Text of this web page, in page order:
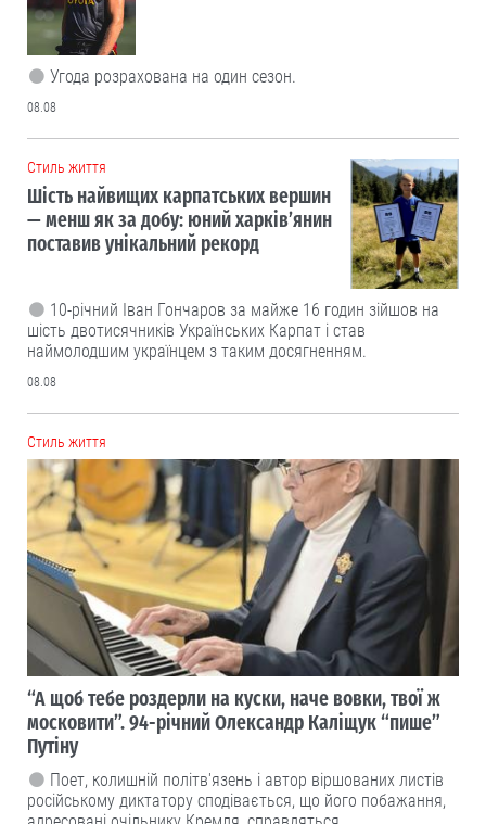
Угода розрахована на один сезон.
08.08
Cтиль життя
Шість найвищих карпатських вершин
— менш як за добу: юний харків’янин
поставив унікальний рекорд
10-річний Іван Гончаров за майже 16 годин зійшов на
шість двотисячників Українських Карпат і став
наймолодшим українцем з таким досягненням.
08.08
Cтиль життя
“А щоб тебе роздерли на куски, наче вовки, твої ж
московити”. 94-річний Олександр Каліщук “пише”
Путіну
Поет, колишній політв'язень і автор віршованих листів
російському диктатору сподівається, що його побажання,